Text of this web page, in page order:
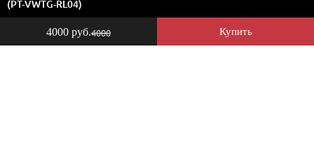
4000 руб.4000 Купить
(PT-VWTG-RL04)